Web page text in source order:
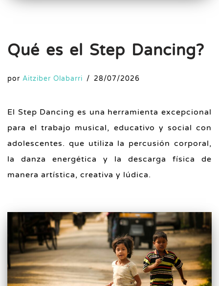
Qué es el Step Dancing?
por Aitziber Olabarri 28/07/2026
El Step Dancing es una herramienta excepcional
para el trabajo musical, educativo y social con
adolescentes. que utiliza la percusión corporal,
la danza energética y la descarga física de
manera artística, creativa y lúdica.